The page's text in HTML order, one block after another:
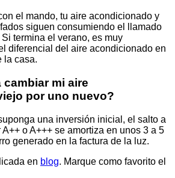
el mando, tu aire acondicionado y
siguen consumiendo el llamado
Si termina el verano, es muy
diferencial del aire acondicionado en
la casa.
cambiar mi aire
por uno nuevo?
una inversión inicial, el salto a
o A+++ se amortiza en unos 3 a 5
generado en la factura de la luz.
en blog. Marque como favorito el